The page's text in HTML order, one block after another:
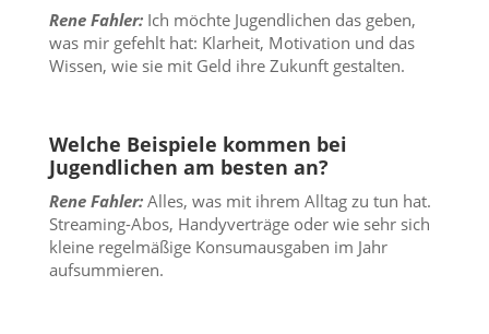
Rene Fahler: Ich möchte Jugendlichen das geben,
was mir gefehlt hat: Klarheit, Motivation und das
Wissen, wie sie mit Geld ihre Zukunft gestalten.
Welche Beispiele kommen bei
Jugendlichen am besten an?
Rene Fahler: Alles, was mit ihrem Alltag zu tun hat.
Streaming-Abos, Handyverträge oder wie sehr sich
kleine regelmäßige Konsumausgaben im Jahr
aufsummieren.